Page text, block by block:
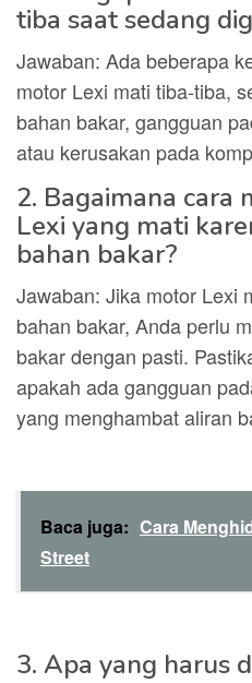
tiba saat sedang
Jawaban: Ada beberapa
motor Lexi mati tiba-tiba,
bahan bakar, gangguan
atau kerusakan pada
2. Bagaimana cara
Lexi yang mati
bahan bakar?
Jawaban: Jika motor Lexi
bahan bakar, Anda perlu
bakar dengan pasti.
apakah ada gangguan
yang menghambat aliran
Baca juga: Cara
Street
3. Apa yang harus